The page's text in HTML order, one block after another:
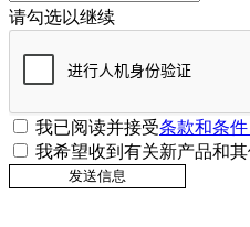
请勾选以继续
我已阅读并接受条款和条件
我希望收到有关新产品和